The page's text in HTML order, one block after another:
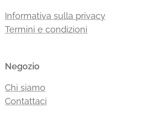
Informativa sulla privacy
Termini e condizioni
Negozio
Chi siamo
Contattaci